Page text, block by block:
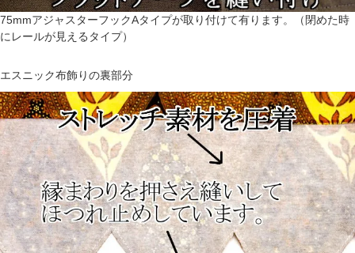
75mmアジャスターフックAタイプが取り付けて有ります。（閉めた時
にレールが見えるタイプ）
エスニック布飾りの裏部分